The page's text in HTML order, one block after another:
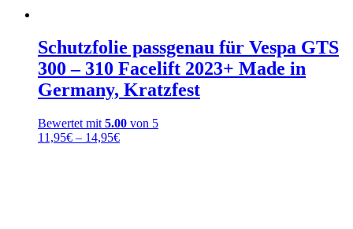
Schutzfolie passgenau für Vespa GTS
300 – 310 Facelift 2023+ Made in
Germany, Kratzfest
Bewertet mit 5.00 von 5
11,95€ – 14,95€Preisspanne: